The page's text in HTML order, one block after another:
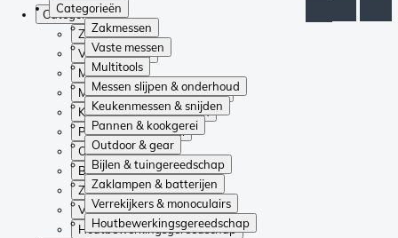
Categorieën
Zakmessen
Vaste messen
Multitools
Messen slijpen & onderhoud
Keukenmessen & snijden
Pannen & kookgerei
Outdoor & gear
Bijlen & tuingereedschap
Zaklampen & batterijen
Verrekijkers & monoculairs
Houtbewerkingsgereedschap
Categorieën
Zakmessen
Vaste messen
Multitools
Messen slijpen & onderhoud
Keukenmessen & snijden
Pannen & kookgerei
Outdoor & gear
Bijlen & tuingereedschap
Zaklampen & batterijen
Verrekijkers & monoculairs
Houtbewerkingsgereedschap